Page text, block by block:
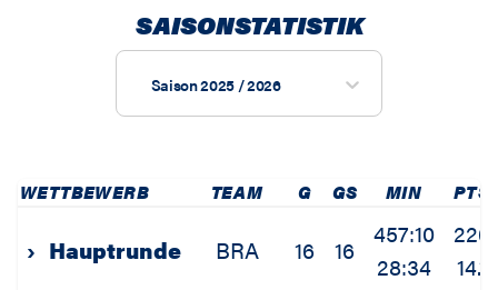
SAISONSTATISTIK
Saison 2025 / 2026
WETTBEWERB TEAM G GS MIN PTS
› Hauptrunde BRA 16 16
457:10
28:34
226
14.1